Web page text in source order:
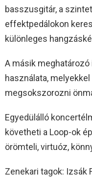
basszusgitár, a
effektpedálokon
különleges
A másik meghatározó
használata,
megsokszorozni
Egyedülálló
követheti a Loop-ok
örömteli, virtuóz,
Zenekari tagok: Izsák